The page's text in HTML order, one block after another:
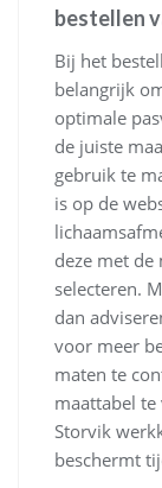
bestellen
Bij het
belangrijk
optimale
de juiste
gebruik te
is op de
deze met
selecteren.
dan
voor meer
maten te
maattabel
Storvik
beschermt